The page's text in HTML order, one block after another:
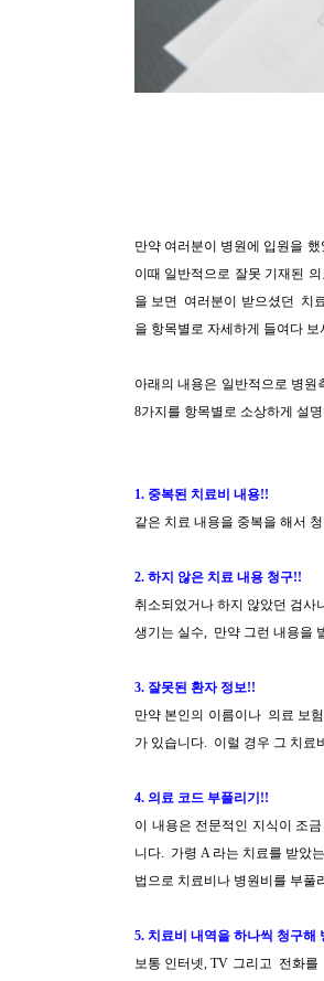
만약 여러분이 병원에 입원을
이때 일반적으로 잘못 기재된
을 보면 여러분이 받으셨던 치
을 항목별로 자세하게 들여다 보
아래의 내용은 일반적으로 병
8가지를 항목별로 소상하게 설
1. 중복된 치료비 내용!!
같은 치료 내용을 중복을 해서
2. 하지 않은 치료 내용 청구!!
취소되었거나 하지 않았던 검사
생기는 실수, 만약 그런 내용을
3. 잘못된 환자 정보!!
만약 본인의 이름이나 의료 보
가 있습니다. 이럴 경우 그 치료
4. 의료 코드 부풀리기!!
이 내용은 전문적인 지식이 조
니다. 가령 A 라는 치료를 받았
법으로 치료비나 병원비를 부풀
5. 치료비 내역을 하나씩 청구해
보통 인터넷, TV 그리고 전화